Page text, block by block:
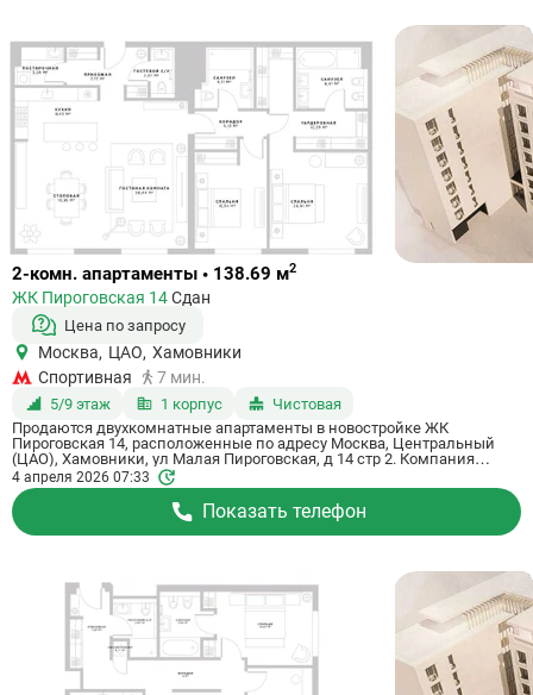
Ссылка
квартиру
2-комн. апартаменты • 138.69 м2
ЖК Пироговская 14Сдан
Цена по запросу
Москва, ЦАО, Хамовники
Спортивная
7 мин.
5/9 этаж 1 корпус
Чистовая
Продаются двухкомнатные апартаменты в новостройке ЖК
Пироговская 14, расположенные по адресу Москва, Центральный
(ЦАО), Хамовники, ул Малая Пироговская, д 14 стр 2. Компания
застройщик Elbert Development. Апартаменты сдаются в III квартале
2022 года с чистовой отделкой, в 7 минутах пешком от метро
Спортивная. Общая площадь апартаментов - 138.69 м². Этаж 5. ID
апартаментов на СтройкиРУ 564757, сообщите его когда будете
звонить.
4 апреля 2026 07:33
Показать телефон